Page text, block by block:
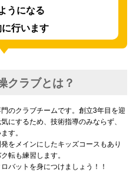
うになる
行います
クラブとは？
のクラブチームです。創立3年目を迎
にするため、技術指導のみならず、
す。
をメインにしたキッズコースもあり
転も練習します。
バットを身につけましょう！！